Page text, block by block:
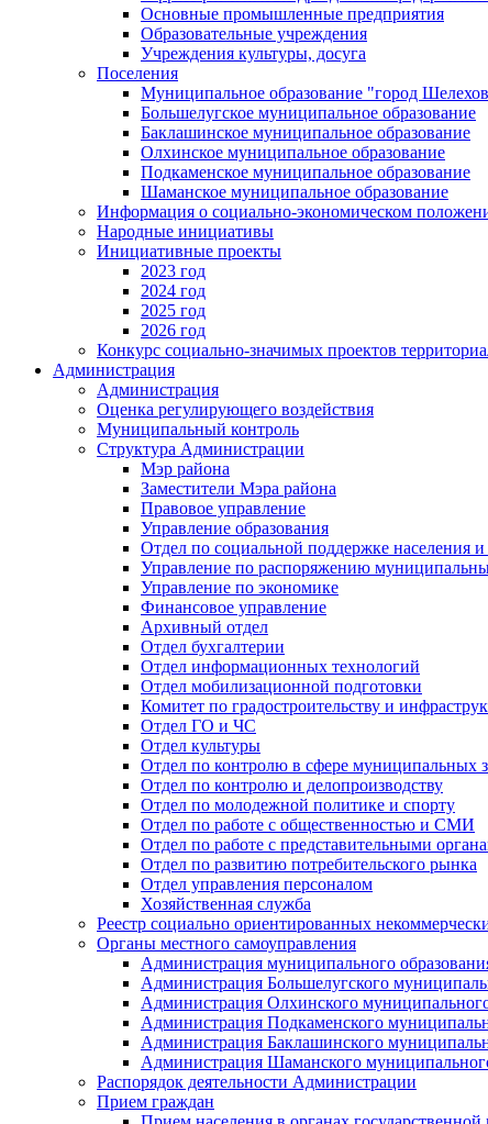
Основные промышленные предприятия
Образовательные учреждения
Учреждения культуры, досуга
Поселения
Муниципальное образование "город
Большелугское муниципальное образование
Баклашинское муниципальное образование
Олхинское муниципальное образование
Подкаменское муниципальное образование
Шаманское муниципальное образование
Информация о социально-экономическом
Народные инициативы
Инициативные проекты
2023 год
2024 год
2025 год
2026 год
Конкурс социально-значимых проектов
Администрация
Администрация
Оценка регулирующего воздействия
Муниципальный контроль
Структура Администрации
Мэр района
Заместители Мэра района
Правовое управление
Управление образования
Отдел по социальной поддержке населения
Управление по распоряжению
Управление по экономике
Финансовое управление
Архивный отдел
Отдел бухгалтерии
Отдел информационных технологий
Отдел мобилизационной подготовки
Комитет по градостроительству и
Отдел ГО и ЧС
Отдел культуры
Отдел по контролю в сфере муниципальных
Отдел по контролю и делопроизводству
Отдел по молодежной политике и спорту
Отдел по работе с общественностью и СМИ
Отдел по работе с представительными
Отдел по развитию потребительского рынка
Отдел управления персоналом
Хозяйственная служба
Реестр социально ориентированных
Органы местного самоуправления
Администрация муниципального
Администрация Большелугского
Администрация Олхинского
Администрация Подкаменского
Администрация Баклашинского
Администрация Шаманского
Распорядок деятельности Администрации
Прием граждан